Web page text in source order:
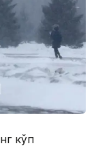
кўп